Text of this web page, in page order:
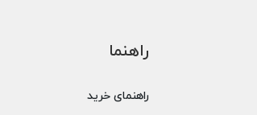
راهنما
راهنمای خرید